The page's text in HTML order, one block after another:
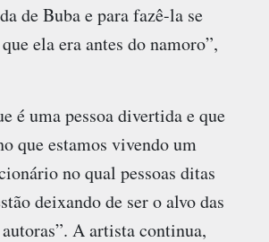
de Buba e para fazê-la se
ela era antes do namoro”,
é uma pessoa divertida e que
que estamos vivendo um
no qual pessoas ditas
deixando de ser o alvo das
A artista continua,